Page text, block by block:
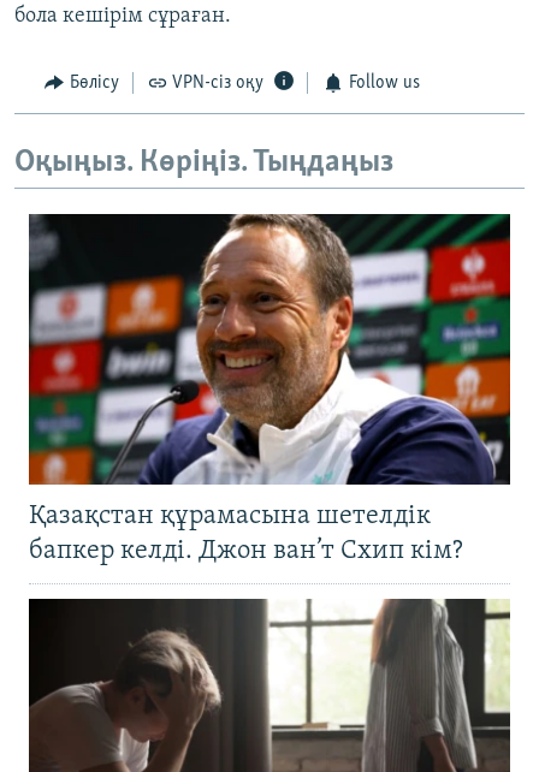
бола кешірім сұраған.
Бөлісу VPN-сіз оқу Follow us
Оқыңыз. Көріңіз. Тыңдаңыз
Қазақстан құрамасына шетелдік
бапкер келді. Джон ван’т Схип кім?